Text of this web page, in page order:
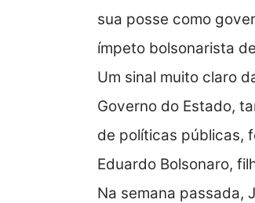
sua posse como
ímpeto bolsonarista
Um sinal muito claro
Governo do Estado,
de políticas públicas,
Eduardo Bolsonaro,
Na semana passada,